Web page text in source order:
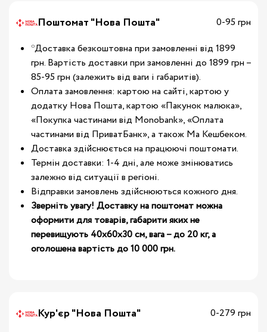
Поштомат "Нова Пошта"
0-95 грн
*Доставка безкоштовна при замовленні від 1899
грн. Вартість доставки при замовленні до 1899 грн –
85-95 грн (залежить від ваги і габаритів).
Оплата замовлення: картою на сайті, картою у
додатку Нова Пошта, картою «Пакунок малюка»,
«Покупка частинами від Monobank», «Оплата
частинами від ПриватБанк», а також Ма Кешбеком.
Доставка здійснюється на працюючі поштомати.
Термін доставки: 1-4 дні, але може змінюватись
залежно від ситуації в регіоні.
Відправки замовлень здійснюються кожного дня.
Зверніть увагу! Доставку на поштомат можна
оформити для товарів, габарити яких не
перевищують 40х60х30 см, вага – до 20 кг, а
оголошена вартість до 10 000 грн.
Кур'єр "Нова Пошта"
0-279 грн